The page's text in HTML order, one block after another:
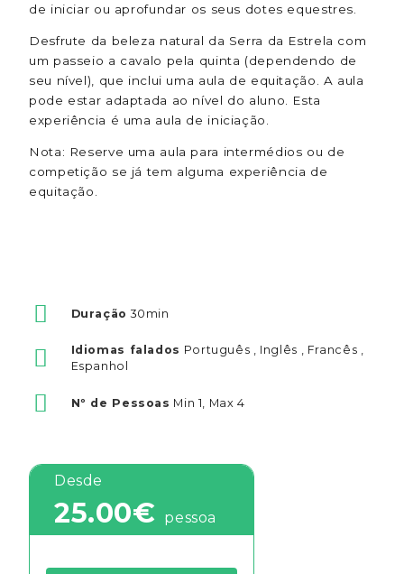
de iniciar ou aprofundar os seus dotes equestres.
Desfrute da beleza natural da Serra da Estrela com
um passeio a cavalo pela quinta (dependendo de
seu nível), que inclui uma aula de equitação. A aula
pode estar adaptada ao nível do aluno. Esta
experiência é uma aula de iniciação.
Nota: Reserve uma aula para intermédios ou de
competição se já tem alguma experiência de
equitação.
Duração 30min
Idiomas falados Português , Inglês , Francês ,
Espanhol
Nº de Pessoas Min 1, Max 4
Desde
25.00€ pessoa